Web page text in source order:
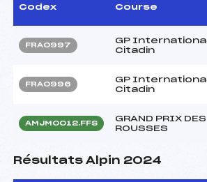
Codex Course
FRA0997
GP International
Citadin
FRA0996
GP International
Citadin
AMJM0012.FFS
GRAND PRIX DES
ROUSSES
Résultats Alpin 2024